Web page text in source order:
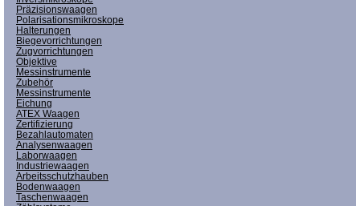
Präzisionswaagen
Polarisationsmikroskope
Halterungen
Biegevorrichtungen
Zugvorrichtungen
Objektive
Messinstrumente
Zubehör
Messinstrumente
Eichung
ATEX Waagen
Zertifizierung
Bezahlautomaten
Analysenwaagen
Laborwaagen
Industriewaagen
Arbeitsschutzhauben
Bodenwaagen
Taschenwaagen